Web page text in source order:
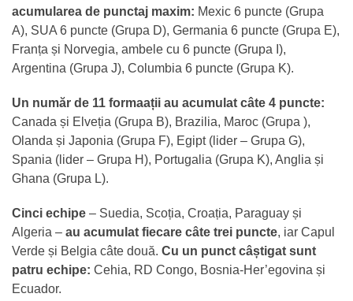
acumularea de punctaj maxim: Mexic 6 puncte (Grupa
A), SUA 6 puncte (Grupa D), Germania 6 puncte (Grupa E),
Franța și Norvegia, ambele cu 6 puncte (Grupa I),
Argentina (Grupa J), Columbia 6 puncte (Grupa K).
Un număr de 11 formaații au acumulat câte 4 puncte:
Canada și Elveția (Grupa B), Brazilia, Maroc (Grupa ),
Olanda și Japonia (Grupa F), Egipt (lider – Grupa G),
Spania (lider – Grupa H), Portugalia (Grupa K), Anglia și
Ghana (Grupa L).
Cinci echipe – Suedia, Scoția, Croația, Paraguay și
Algeria – au acumulat fiecare câte trei puncte, iar Capul
Verde și Belgia câte două. Cu un punct câștigat sunt
patru echipe: Cehia, RD Congo, Bosnia-Her’egovina și
Ecuador.